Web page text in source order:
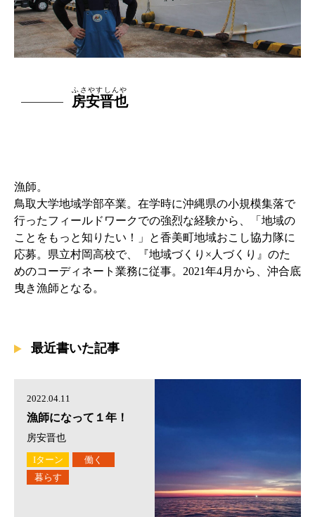
房安晋也
ふさやすしんや
漁師。
鳥取大学地域学部卒業。在学時に沖縄県の小規模集落で
行ったフィールドワークでの強烈な経験から、「地域の
ことをもっと知りたい！」と香美町地域おこし協力隊に
応募。県立村岡高校で、『地域づくり×人づくり』のた
めのコーディネート業務に従事。2021年4月から、沖合底
曳き漁師となる。
最近書いた記事
2022.04.11
漁師になって１年！
房安晋也
Iターン
働く
暮らす